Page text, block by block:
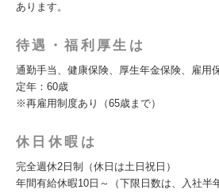
あります。
待遇・福利厚生は
通勤手当、健康保険、厚生年金保険、雇用
定年：60歳
※再雇用制度あり（65歳まで）
休日休暇は
完全週休2日制（休日は土日祝日）
年間有給休暇10日～（下限日数は、入社半